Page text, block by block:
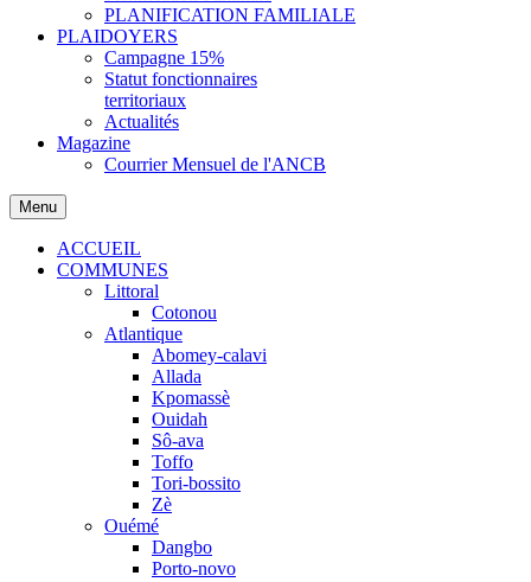
PLANIFICATION FAMILIALE
PLAIDOYERS
Campagne 15%
Statut fonctionnaires
territoriaux
Actualités
Magazine
Courrier Mensuel de l'ANCB
Menu
ACCUEIL
COMMUNES
Littoral
Cotonou
Atlantique
Abomey-calavi
Allada
Kpomassè
Ouidah
Sô-ava
Toffo
Tori-bossito
Zè
Ouémé
Dangbo
Porto-novo